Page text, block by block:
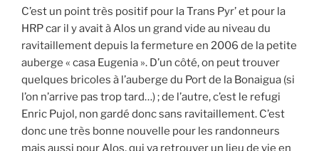
C’est un point très positif pour la Trans Pyr’ et pour la
HRP car il y avait à Alos un grand vide au niveau du
ravitaillement depuis la fermeture en 2006 de la petite
auberge « casa Eugenia ». D’un côté, on peut trouver
quelques bricoles à l’auberge du Port de la Bonaigua (si
l’on n’arrive pas trop tard…) ; de l’autre, c’est le refugi
Enric Pujol, non gardé donc sans ravitaillement. C’est
donc une très bonne nouvelle pour les randonneurs
mais aussi pour Alos, qui va retrouver un lieu de vie en